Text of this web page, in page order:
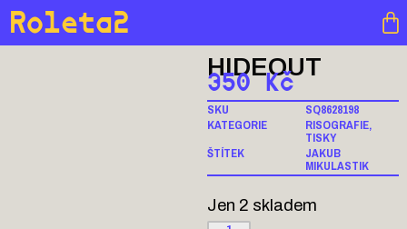
Roleta2
HIDEOUT
350 Kč
SKU
SQ8628198
KATEGORIE
RISOGRAFIE,
TISKY
ŠTÍTEK
JAKUB
MIKULASTIK
Jen 2 skladem